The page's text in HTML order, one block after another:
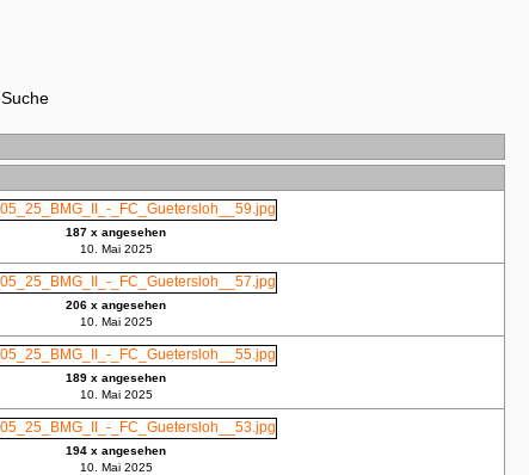
Suche
187 x angesehen
10. Mai 2025
206 x angesehen
10. Mai 2025
189 x angesehen
10. Mai 2025
194 x angesehen
10. Mai 2025